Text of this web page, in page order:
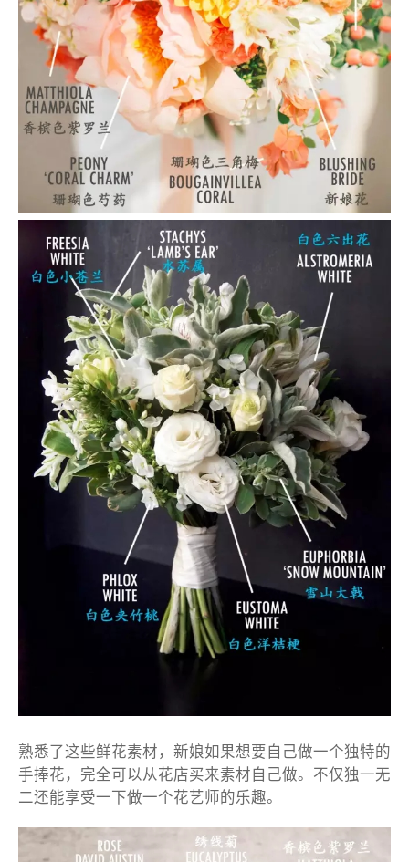
熟悉了这些鲜花素材，新娘如果想要自己做一个独特的
手捧花，完全可以从花店买来素材自己做。不仅独一无
二还能享受一下做一个花艺师的乐趣。